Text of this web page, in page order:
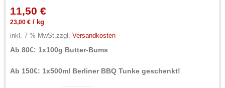
11,50 €
23,00 € / kg
inkl. 7 % MwSt.zzgl. Versandkosten
Ab 80€: 1x100g Butter-Bums
Ab 150€: 1x500ml Berliner BBQ Tunke geschenkt!